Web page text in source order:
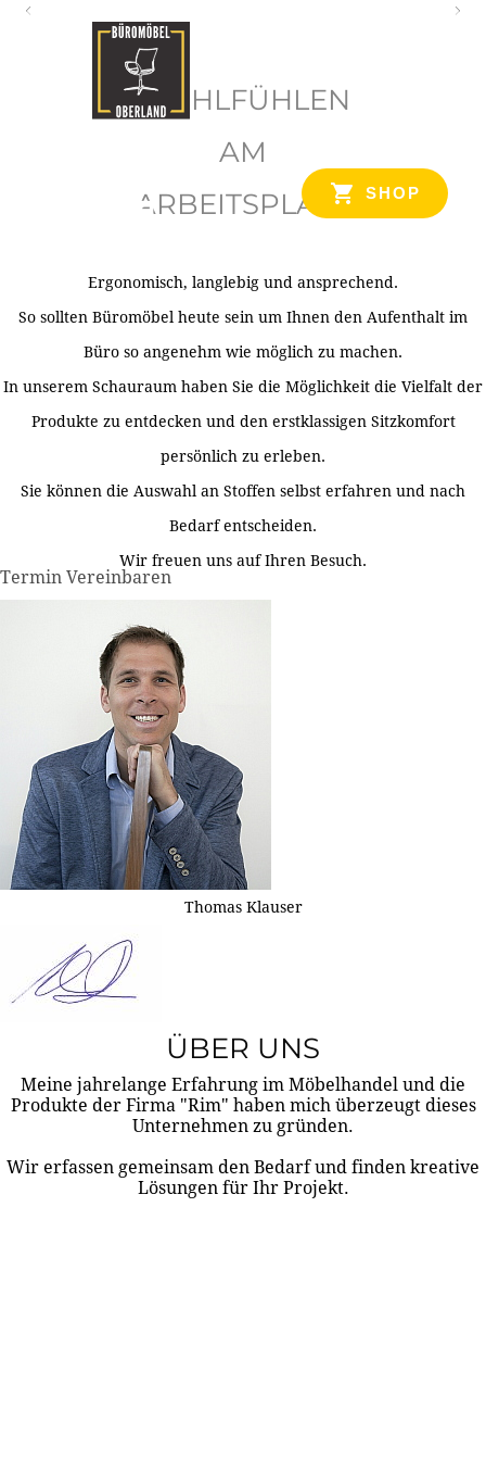
SHOP
WOHLFÜHLEN
AM
ARBEITSPLATZ
Ergonomisch, langlebig und ansprechend.
So sollten Büromöbel heute sein um Ihnen den Aufenthalt im
Büro so angenehm wie möglich zu machen.
In unserem Schauraum haben Sie die Möglichkeit die Vielfalt der
Produkte zu entdecken und den erstklassigen Sitzkomfort
persönlich zu erleben.
Sie können die Auswahl an Stoffen selbst erfahren und nach
Bedarf entscheiden.
Wir freuen uns auf Ihren Besuch.
Termin Vereinbaren
Thomas Klauser
ÜBER UNS
Meine jahrelange Erfahrung im Möbelhandel und die
Produkte der Firma "Rim" haben mich überzeugt dieses
Unternehmen zu gründen.
Wir erfassen gemeinsam den Bedarf und finden kreative
Lösungen für Ihr Projekt.